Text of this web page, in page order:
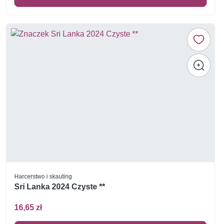
Harcerstwo i skauting
Sri Lanka 2024 Czyste **
16,65 zł